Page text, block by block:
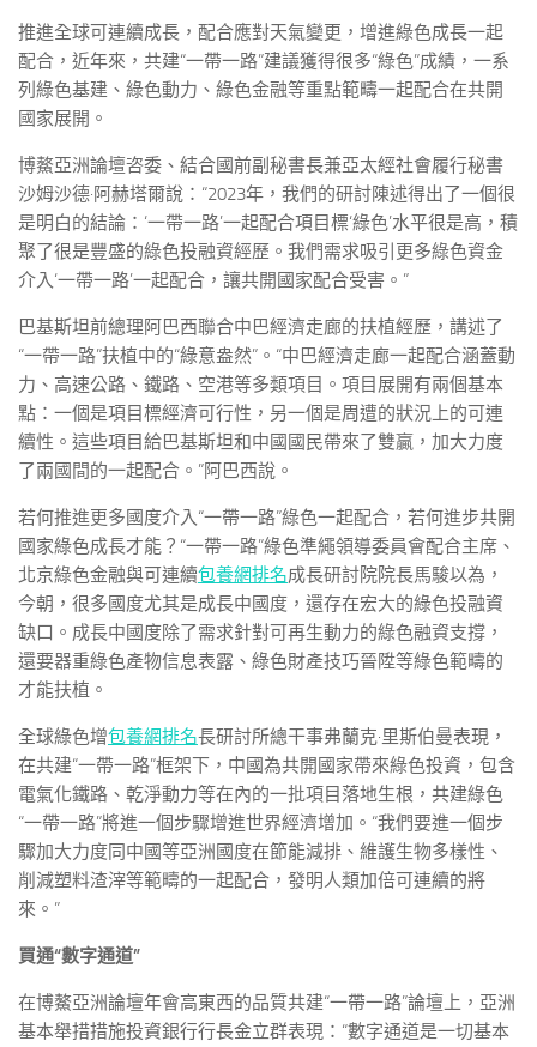
推進全球可連續成長，配合應對天氣變更，增進綠色成長一起
配合，近年來，共建“一帶一路”建議獲得很多“綠色”成績，一系
列綠色基建、綠色動力、綠色金融等重點範疇一起配合在共開
國家展開。
博鰲亞洲論壇咨委、結合國前副秘書長兼亞太經社會履行秘書
沙姆沙德·阿赫塔爾說：“2023年，我們的研討陳述得出了一個很
是明白的結論：‘一帶一路’一起配合項目標‘綠色’水平很是高，積
聚了很是豐盛的綠色投融資經歷。我們需求吸引更多綠色資金
介入‘一帶一路’一起配合，讓共開國家配合受害。”
巴基斯坦前總理阿巴西聯合中巴經濟走廊的扶植經歷，講述了
“一帶一路”扶植中的“綠意盎然”。“中巴經濟走廊一起配合涵蓋動
力、高速公路、鐵路、空港等多類項目。項目展開有兩個基本
點：一個是項目標經濟可行性，另一個是周遭的狀況上的可連
續性。這些項目給巴基斯坦和中國國民帶來了雙贏，加大力度
了兩國間的一起配合。”阿巴西說。
若何推進更多國度介入“一帶一路”綠色一起配合，若何進步共開
國家綠色成長才能？“一帶一路”綠色準繩領導委員會配合主席、
北京綠色金融與可連續包養網排名成長研討院院長馬駿以為，
今朝，很多國度尤其是成長中國度，還存在宏大的綠色投融資
缺口。成長中國度除了需求針對可再生動力的綠色融資支撐，
還要器重綠色產物信息表露、綠色財產技巧晉陞等綠色範疇的
才能扶植。
全球綠色增包養網排名長研討所總干事弗蘭克·里斯伯曼表現，
在共建“一帶一路”框架下，中國為共開國家帶來綠色投資，包含
電氣化鐵路、乾淨動力等在內的一批項目落地生根，共建綠色
“一帶一路”將進一個步驟增進世界經濟增加。“我們要進一個步
驟加大力度同中國等亞洲國度在節能減排、維護生物多樣性、
削減塑料渣滓等範疇的一起配合，發明人類加倍可連續的將
來。”
買通“數字通道”
在博鰲亞洲論壇年會高東西的品質共建“一帶一路”論壇上，亞洲
基本舉措措施投資銀行行長金立群表現：“數字通道是一切基本